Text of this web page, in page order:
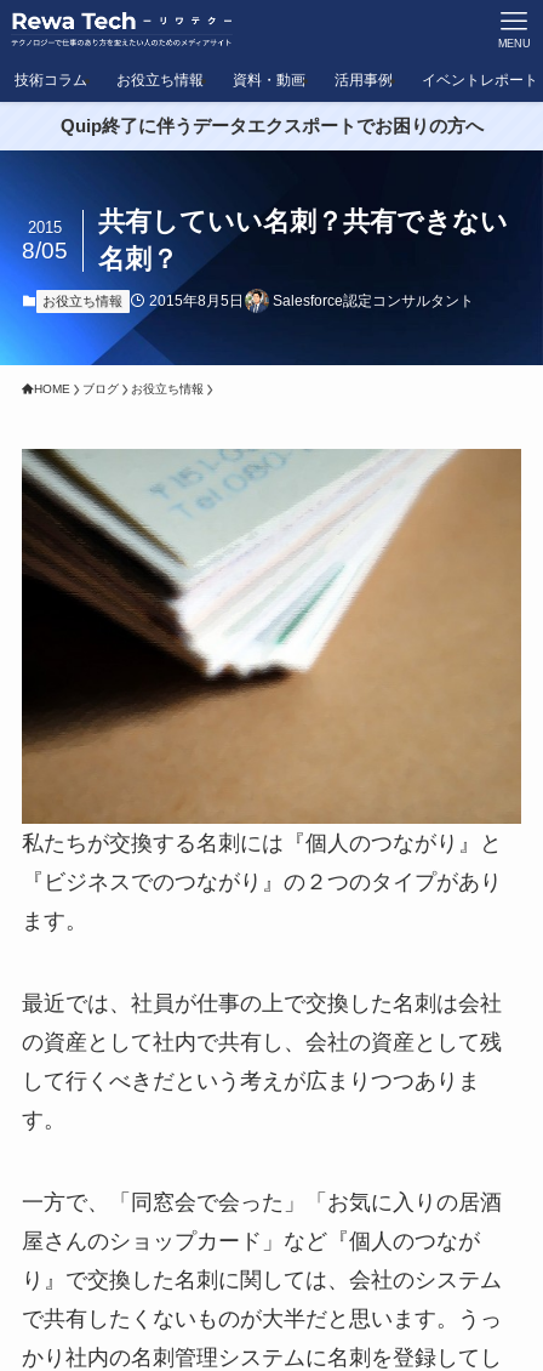
MENU
技術コラム お役立ち情報 資料・動画 活用事例 イベントレポート
Quip終了に伴うデータエクスポートでお困りの方へ
共有していい名刺？共有できない
名刺？
2015
8/05
お役立ち情報 2015年8月5日 Salesforce認定コンサルタント
HOME ブログ お役立ち情報
私たちが交換する名刺には『個人のつながり』と
『ビジネスでのつながり』の２つのタイプがあり
ます。
最近では、社員が仕事の上で交換した名刺は会社
の資産として社内で共有し、会社の資産として残
して行くべきだという考えが広まりつつありま
す。
一方で、「同窓会で会った」「お気に入りの居酒
屋さんのショップカード」など『個人のつなが
り』で交換した名刺に関しては、会社のシステム
で共有したくないものが大半だと思います。うっ
かり社内の名刺管理システムに名刺を登録してし